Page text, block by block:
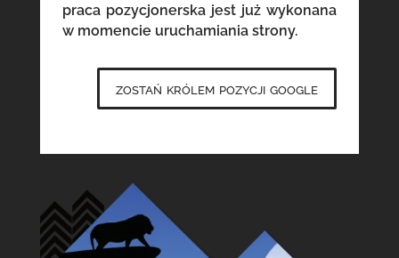
praca pozycjonerska jest już wykonana
w momencie uruchamiania strony.
zostań królem pozycji google